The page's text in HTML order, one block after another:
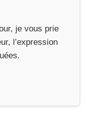
je vous prie
l’expression